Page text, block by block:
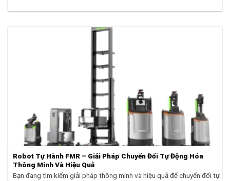
Robot Tự Hành FMR – Giải Pháp Chuyển Đổi Tự Động Hóa
Thông Minh Và Hiệu Quả
Bạn đang tìm kiếm giải pháp thông minh và hiệu quả để chuyển đổi tự